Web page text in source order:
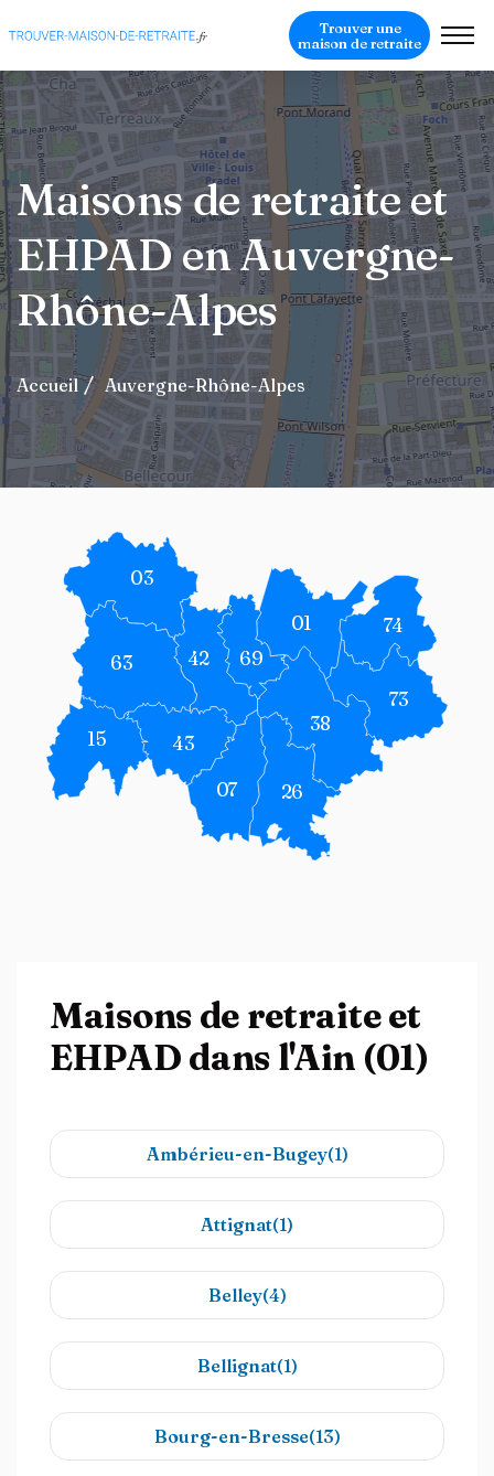
Trouver une
maison de retraite
Maisons de retraite et
EHPAD en Auvergne-
Rhône-Alpes
Accueil Auvergne-Rhône-Alpes
01
03
07
15
26
38
42
43
63
69
73
74
Maisons de retraite et
EHPAD dans l'Ain (01)
Ambérieu-en-Bugey(1)
Attignat(1)
Belley(4)
Bellignat(1)
Bourg-en-Bresse(13)